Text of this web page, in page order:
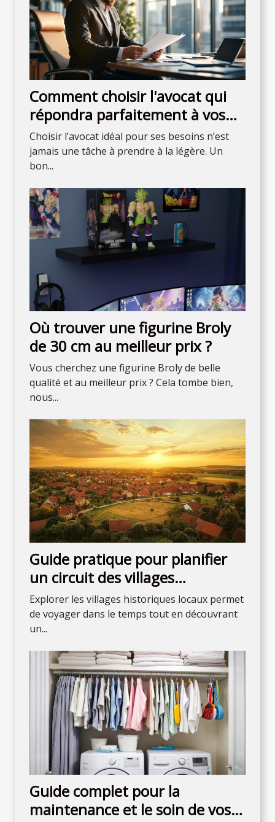
Comment choisir l'avocat qui
répondra parfaitement à vos
attentes ?
Choisir l’avocat idéal pour ses besoins n’est
jamais une tâche à prendre à la légère. Un
bon...
Où trouver une figurine Broly
de 30 cm au meilleur prix ?
Vous cherchez une figurine Broly de belle
qualité et au meilleur prix ? Cela tombe bien,
nous...
Guide pratique pour planifier
un circuit des villages
historiques locaux
Explorer les villages historiques locaux permet
de voyager dans le temps tout en découvrant
un...
Guide complet pour la
maintenance et le soin de vos